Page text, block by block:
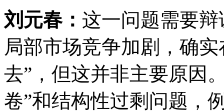
刘元春： 这一问题需要
局部市场竞争加剧，确
去”，但这并非主要原因
卷”和结构性过剩问题，